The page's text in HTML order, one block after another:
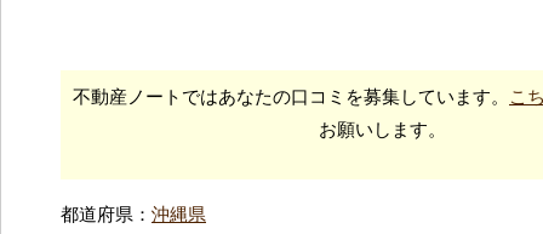
不動産ノートではあなたの口コミを募集しています。
こ
お願いします。
都道府県： 沖縄県